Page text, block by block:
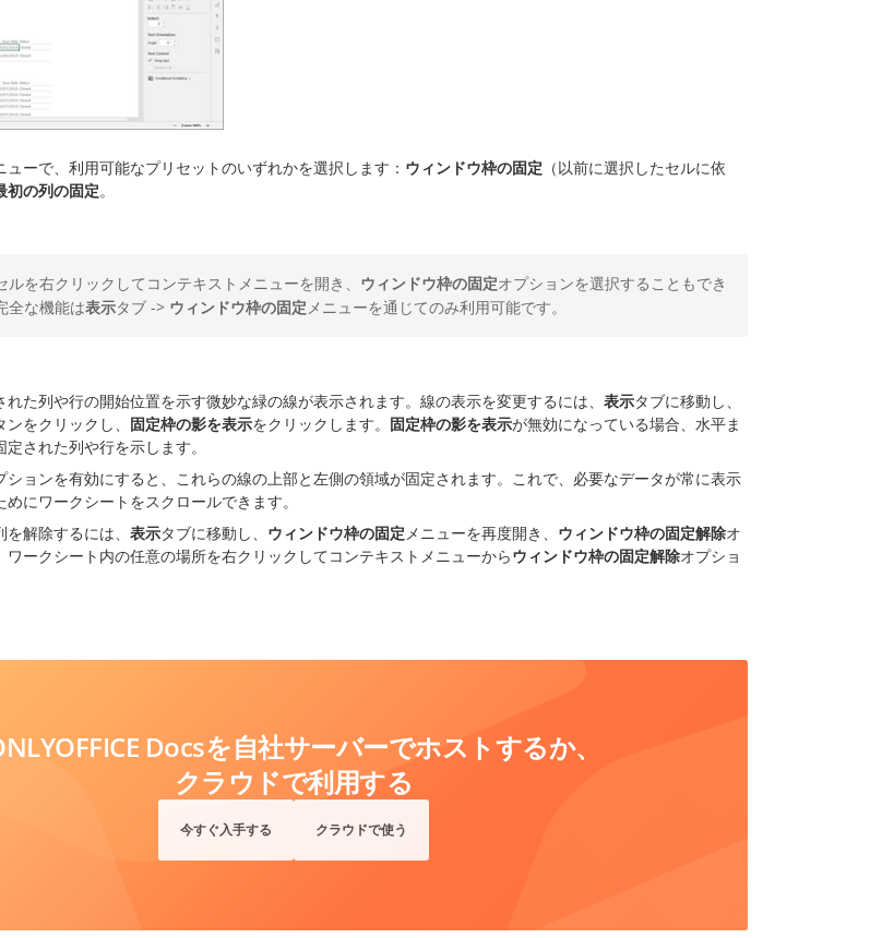
ューで、利用可能なプリセットのいずれかを選択します： ウィンドウ枠の固定 （以前に選択したセルに依
初の列の固定。
ルを右クリックしてコンテキストメニューを開き、 ウィンドウ枠の固定オプションを選択することもでき
全な機能は表示タブ -> ウィンドウ枠の固定メニューを通じてのみ利用可能です。
た列や行の開始位置を示す微妙な緑の線が表示されます。線の表示を変更するには、 表示タブに移動し、
ンをクリックし、 固定枠の影を表示をクリックします。 固定枠の影を表示が無効になっている場合、水平ま
された列や行を示します。
ションを有効にすると、これらの線の上部と左側の領域が固定されます。これで、必要なデータが常に表示
にワークシートをスクロールできます。
解除するには、 表示タブに移動し、 ウィンドウ枠の固定メニューを再度開き、 ウィンドウ枠の固定解除オ
ワークシート内の任意の場所を右クリックしてコンテキストメニューからウィンドウ枠の固定解除オプショ
Docsを自社サーバーでホストするか、
クラウドで利用する
今すぐ入手する クラウドで使う